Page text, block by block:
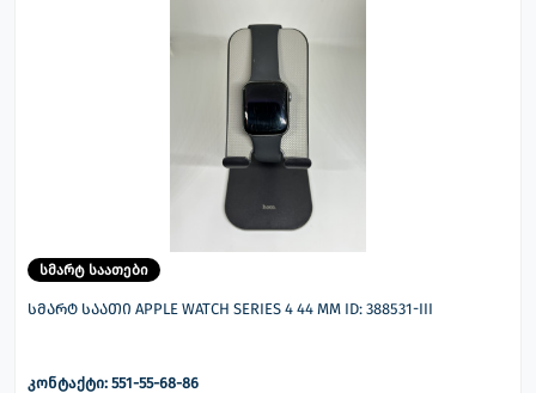
სმარტ საათები
სმარტ საათი APPLE WATCH SERIES 4 44 MM ID: 388531-III
კონტაქტი: 551-55-68-86